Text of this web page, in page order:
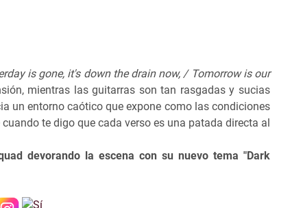
is gone, it's down the drain now, / Tomorrow is our
mientras las guitarras son tan rasgadas y sucias
un entorno caótico que expone como las condiciones
te digo que cada verso es una patada directa al
devorando la escena con su nuevo tema "Dark